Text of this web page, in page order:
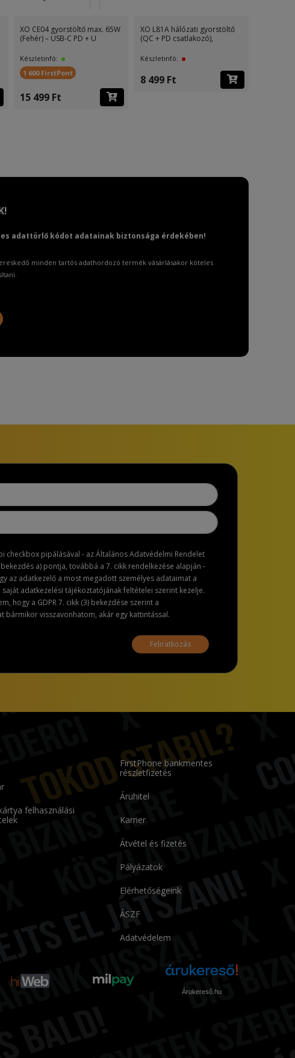
XO CE04 gyorstöltő max. 65W
(Fehér) – USB-C PD + U
Készletinfó:
1 600 FirstPont
15 499 Ft
XO L81A hálózati gyorstöltő
(QC + PD csatlakozó),
Készletinfó:
8 499 Ft
adattörlő kódot adatainak biztonsága érdekében!
minden tartós adathordozó termék vásárlásakor köteles
checkbox pipálásával - az Általános Adatvédelmi Rendelet
bekezdés a) pontja, továbbá a 7. cikk rendelkezése alapján -
az adatkezelő a most megadott személyes adataimat a
saját adatkezelési tájékoztatójának feltételei szerint kezelje.
hogy a GDPR 7. cikk (3) bekezdése szerint a
bármikor visszavonhatom, akár egy kattintással.
Feliratkozás
felhasználási
FirstPhone bankmentes
részletfizetés
Áruhitel
Karrier
Átvétel és fizetés
Pályázatok
Elérhetőségeink
ÁSZF
Adatvédelem
Árukereső.hu